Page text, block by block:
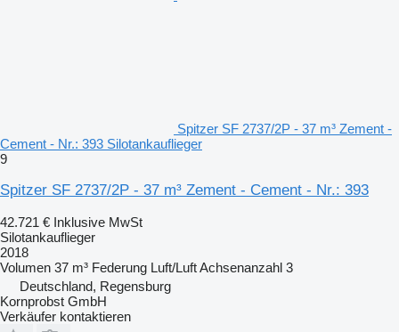
Spitzer SF 2737/2P - 37 m³ Zement -
Cement - Nr.: 393 Silotankauflieger
9
Spitzer SF 2737/2P - 37 m³ Zement - Cement - Nr.: 393
42.721 € Inklusive MwSt
Silotankauflieger
2018
Volumen 37 m³ Federung Luft/LuftAchsenanzahl 3
Deutschland, Regensburg
Kornprobst GmbH
Verkäufer kontaktieren